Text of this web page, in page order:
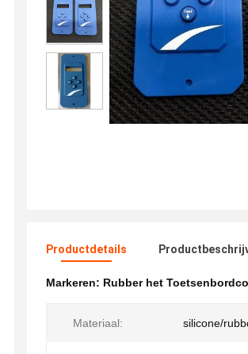
Productdetails
Markeren: Rubber het
Materiaal: silicone/